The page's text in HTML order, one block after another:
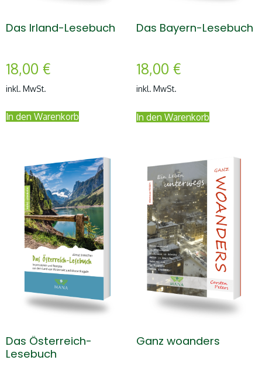
Das Irland-Lesebuch
18,00 €
inkl. MwSt.
In den Warenkorb
Das Bayern-Lesebuch
18,00 €
inkl. MwSt.
In den Warenkorb
Das Österreich-
Lesebuch
Ganz woanders